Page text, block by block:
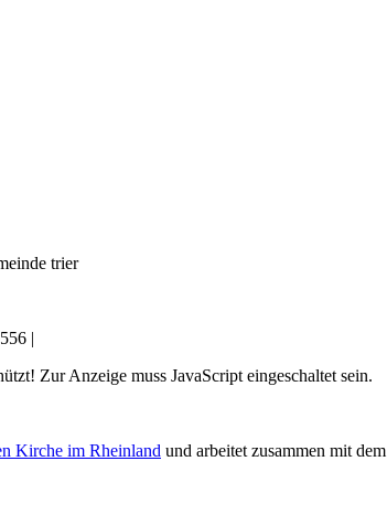
trier
|
Zur Anzeige muss JavaScript eingeschaltet sein.
Kirche im Rheinland und arbeitet zusammen mit dem